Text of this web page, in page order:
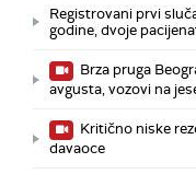
Registrovani prvi
godine, dvoje
Brza pruga
avgusta, vozovi na
Kritično niske
davaoce